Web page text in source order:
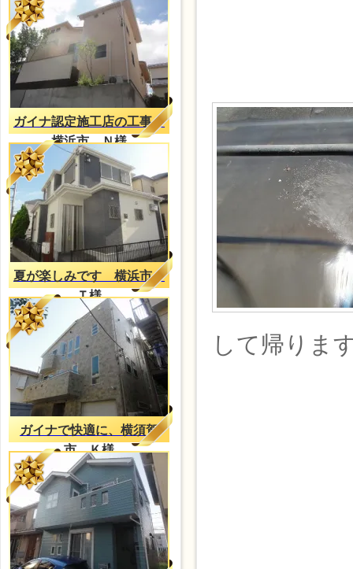
ガイナ認定施工店の工事
横浜市 Ｎ様
夏が楽しみです 横浜市
Ｔ様
ガイナで快適に、横須賀
市 Ｋ様
して帰りま